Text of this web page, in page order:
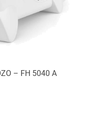
– FH 5040 A